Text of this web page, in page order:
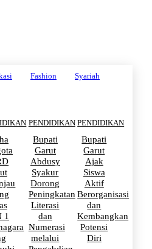
Fashion Syariah
1
PENDIDIKAN
Bupati
Garut
Abdusy
Syakur
Dorong
Peningkatan
Literasi
dan
Numerasi
melalui
PENDIDIKAN
Bupati
Garut
Ajak
Siswa
Aktif
Berorganisasi
dan
Kembangkan
Potensi
Diri